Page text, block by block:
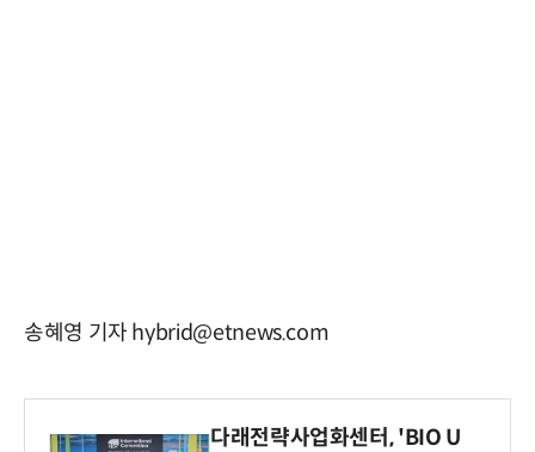
송혜영 기자 hybrid@etnews.com
다래전략사업화센터, 'BIO U